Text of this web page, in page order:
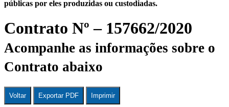
públicas por eles produzidas ou custodiadas.
Contrato Nº – 157662/2020
Acompanhe as informações sobre o
Contrato abaixo
Voltar Exportar PDF Imprimir